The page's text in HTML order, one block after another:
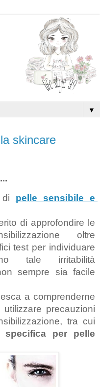
▼
skincare
di pelle sensibile e
di approfondire le
oltre
test per individuare
tale irritabilità
sempre sia facile
a comprenderne
precauzioni
tra cui
per pelle